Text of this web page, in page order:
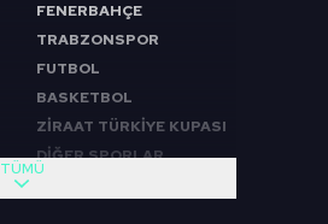
FENERBAHÇE
TRABZONSPOR
FUTBOL
BASKETBOL
ZİRAAT TÜRKİYE KUPASI
DİĞER SPORLAR
TÜMÜ